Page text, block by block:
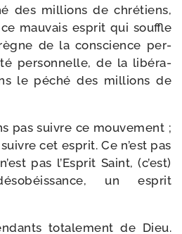
des mil­lions de chré­tiens,
mau­vais esprit qui souffle
de la conscience per­
per­son­nelle, de la libé­ra­
le péché des mil­lions de
pas suivre ce mou­ve­ment ;
cet esprit. Ce n’est pas
pas l’Esprit Saint, (c’est)
un esprit
tota­le­ment de Dieu.